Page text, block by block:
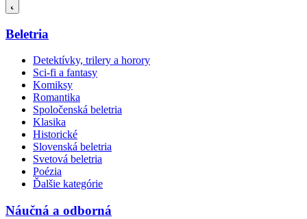
Beletria
Detektívky, trilery a horory
Sci-fi a fantasy
Komiksy
Romantika
Spoločenská beletria
Klasika
Historické
Slovenská beletria
Svetová beletria
Poézia
Ďalšie kategórie
Náučná a odborná